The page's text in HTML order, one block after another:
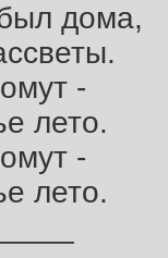
дома,
-
лето.
-
лето.